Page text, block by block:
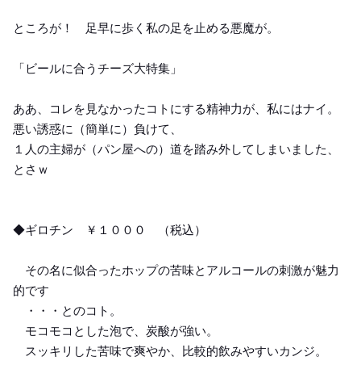
ところが！ 足早に歩く私の足を止める悪魔が。
「ビールに合うチーズ大特集」
ああ、コレを見なかったコトにする精神力が、私にはナイ。
悪い誘惑に（簡単に）負けて、
１人の主婦が（パン屋への）道を踏み外してしまいました、
とさｗ
◆ギロチン ￥１０００ （税込）
その名に似合ったホップの苦味とアルコールの刺激が魅力
的です
・・・とのコト。
モコモコとした泡で、炭酸が強い。
スッキリした苦味で爽やか、比較的飲みやすいカンジ。